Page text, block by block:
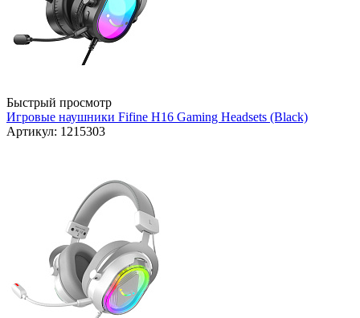
Быстрый просмотр
Игровые наушники Fifine H16 Gaming Headsets (Black)
Артикул: 1215303